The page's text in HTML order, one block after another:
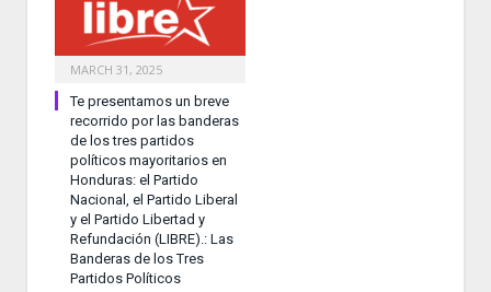
MARCH 31, 2025
Te presentamos un breve
recorrido por las banderas
de los tres partidos
políticos mayoritarios en
Honduras: el Partido
Nacional, el Partido Liberal
y el Partido Libertad y
Refundación (LIBRE).: Las
Banderas de los Tres
Partidos Políticos